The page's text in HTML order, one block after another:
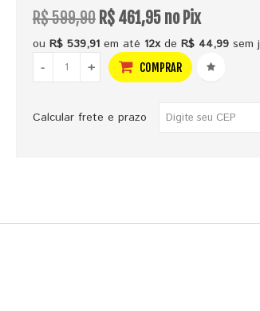
R$ 599,90 R$ 461,95 no Pix
ou R$ 539,91em até 12xde R$ 44,99sem
-
+ COMPRAR
Calcular frete e prazo